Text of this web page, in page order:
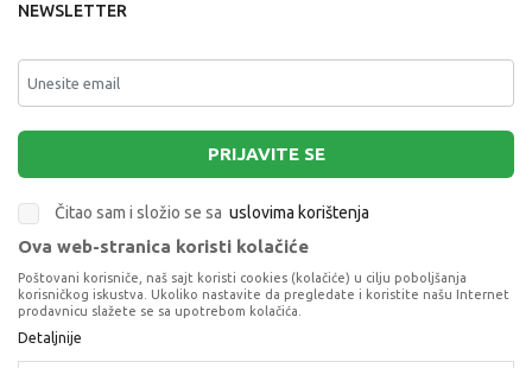
NEWSLETTER
PRIJAVITE SE
Čitao sam i složio se sa uslovima korištenja
Terms of Service
apply.
Ova web-stranica koristi kolačiće
Poštovani korisniče, naš sajt koristi cookies (kolačiće) u cilju poboljšanja
korisničkog iskustva. Ukoliko nastavite da pregledate i koristite našu Internet
prodavnicu slažete se sa upotrebom kolačića.
Detaljnije